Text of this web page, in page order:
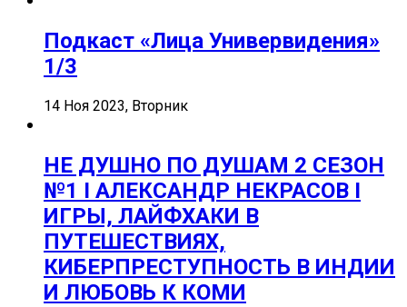
Подкаст «Лица Универвидения»
1/3
14 Ноя 2023, Вторник
НЕ ДУШНО ПО ДУШАМ 2 СЕЗОН
№1 I АЛЕКСАНДР НЕКРАСОВ I
ИГРЫ, ЛАЙФХАКИ В
ПУТЕШЕСТВИЯХ,
КИБЕРПРЕСТУПНОСТЬ В ИНДИИ
И ЛЮБОВЬ К КОМИ